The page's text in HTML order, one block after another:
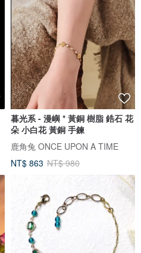
暮光系 - 漫嶼 * 黃銅 樹脂 鋯石 花
朵 小白花 黃銅 手鍊
鹿角兔 ONCE UPON A TIME
NT$ 863 NT$ 980